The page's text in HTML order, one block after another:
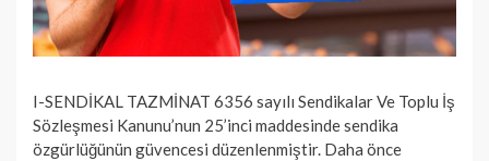
I-SENDİKAL TAZMİNAT 6356 sayılı Sendikalar Ve Toplu İş
Sözleşmesi Kanunu’nun 25’inci maddesinde sendika
özgürlüğünün güvencesi düzenlenmiştir. Daha önce